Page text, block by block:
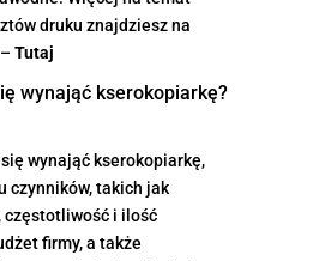
druku znajdziesz na
Tutaj
wynająć kserokopiarkę?
się wynająć kserokopiarkę,
czynników, takich jak
częstotliwość i ilość
firmy, a także